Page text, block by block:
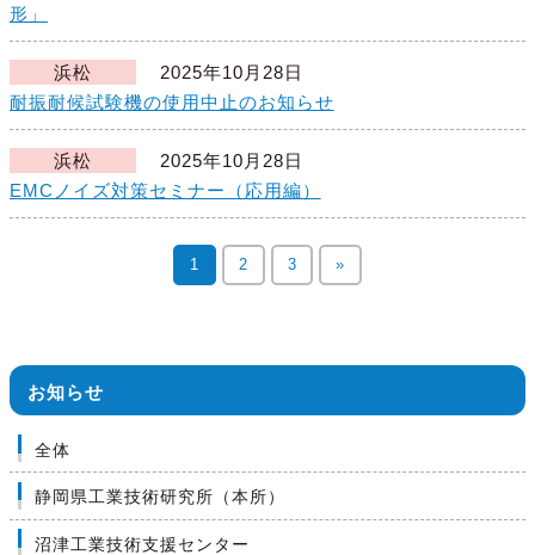
形」
浜松
2025年10月28日
耐振耐候試験機の使用中止のお知らせ
浜松
2025年10月28日
EMCノイズ対策セミナー（応用編）
1 2 3 »
お知らせ
全体
静岡県工業技術研究所（本所）
沼津工業技術支援センター